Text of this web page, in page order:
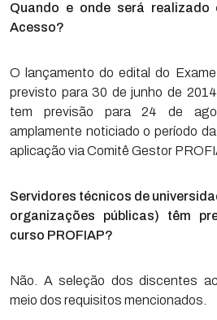
Quando e onde será realizado
Acesso?
O lançamento do edital do
previsto para 30 de junho de
tem previsão para 24 de
amplamente noticiado o período
aplicação via Comitê Gestor
Servidores técnicos de
organizações públicas) têm
curso PROFIAP?
Não. A seleção dos discentes
meio dos requisitos mencionados.